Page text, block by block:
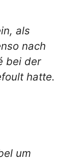
als
nach
bei der
hatte.
um